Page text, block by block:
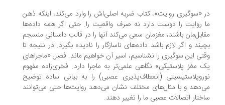
«سوگیری روایت»، کتاب ضربه اصلی‌اش را وارد می‌کند، اینکه ذهن
روایت را دوست دارد نه صرف واقعیت را. حتی اگر همه داده‌ها
باشند، مغزمان سعی می‌کند آنها را در قالب داستانی منسجم
و اگر لازم باشد داده‌های ناسازگار را نادیده بگیرد. در نتیجه تا
این سوگیری را نشناسیم، اسیر آن خواهیم ماند. فصل «ماجراهای
مغز پلاستیکی» نگاهی علمی‌تر به ماجرا دارد. فخری‌زاده مفهوم
(انعطاف‌پذیری عصبی) را به بیانی ساده توضیح
و با مثال‌های مختلف نشان می‌دهد روایت‌ها حتی می‌توانند
اتصالات عصبی ما را تغییر دهند.